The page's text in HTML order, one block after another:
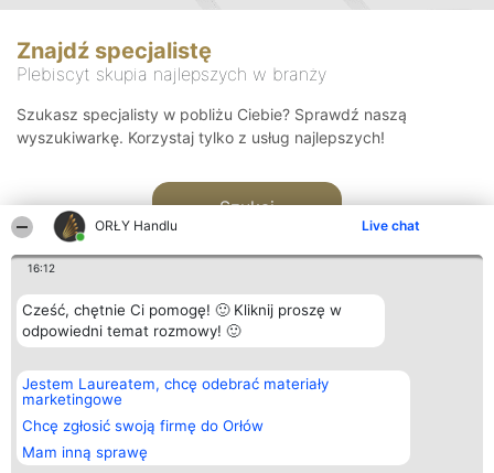
ORŁY Handlu Live chat
16:12
Cześć, chętnie Ci pomogę! 🙂 Kliknij proszę w
odpowiedni temat rozmowy! 🙂
Jestem Laureatem, chcę odebrać materiały
marketingowe
Chcę zgłosić swoją firmę do Orłów
Mam inną sprawę
Znajdź specjalistę
Plebiscyt skupia najlepszych w branży
Szukasz specjalisty w pobliżu Ciebie? Sprawdź naszą
wyszukiwarkę. Korzystaj tylko z usług najlepszych!
Szukaj
Organizator plebiscytu
Bright Side Solutions sp. z o.
o. sp. k.
ul. Ruska 22
Wrocław 50-079
KRS 0000749100 | Regon
381313360 | NIP 8943132676
Plebiscyt
Laureaci
wszystkich
Laureatów
Regulamin
Kontakt
Kontakt